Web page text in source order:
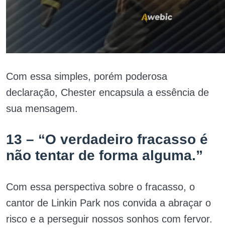
Com essa simples, porém poderosa
declaração, Chester encapsula a essência de
sua mensagem.
13 – “O verdadeiro fracasso é
não tentar de forma alguma.”
Com essa perspectiva sobre o fracasso, o
cantor de Linkin Park nos convida a abraçar o
risco e a perseguir nossos sonhos com fervor.